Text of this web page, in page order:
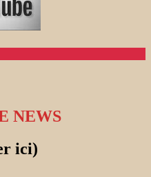
NEWS
ici)